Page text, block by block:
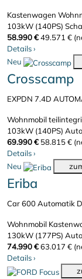
Kastenwagen
103kW (140PS)
58.990 €49.571 €
Details›
Neu
Crosscamp
EXPDN 7.4D
Wohnmobil
103kW (140PS)
69.990 € 58.815 €
Details›
Neu
Eriba
Car 600 Automatik
Wohnmobil
130kW (177PS)
74.990 €63.017 €
Details›